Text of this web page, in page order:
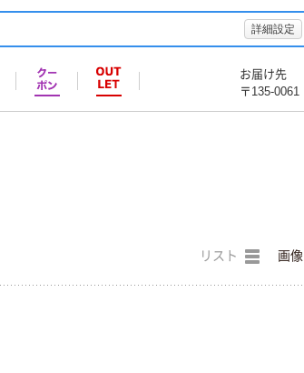
詳細設定
お届け先
〒135-0061
リスト 画像